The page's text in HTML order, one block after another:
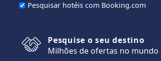
Pesquisar hotéis com Booking.com
Pesquise o seu destino
Milhões de ofertas no mundo